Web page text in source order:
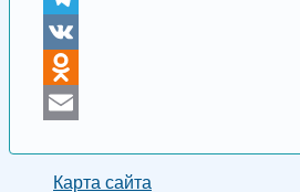
Telegram
VK
Odnoklassniki
Карта сайта